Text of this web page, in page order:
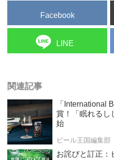
Facebook
LINE
関連記事
「International
賞！「眠れるし
始
ビール王国編集部
お詫びと訂正：